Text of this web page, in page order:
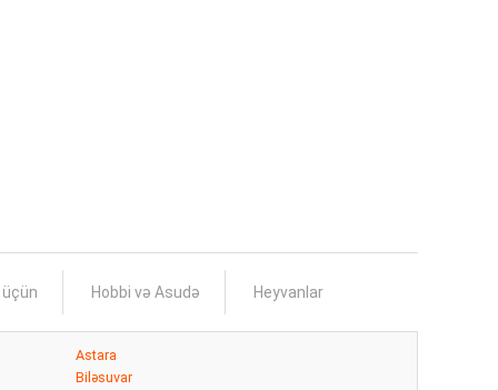
üçün Hobbi və Asudə Heyvanlar
Astara
Biləsuvar